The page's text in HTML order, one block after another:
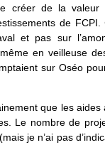
créer de la
de
et pas sur
en veilleuse
sur Oséo
que les aides
Le nombre de
je n’ai pas